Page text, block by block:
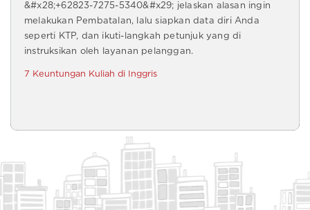
&#x28;+62823-7275-5340&#x29; jelaskan alasan ingin
melakukan Pembatalan, lalu siapkan data diri Anda
seperti KTP, dan ikuti-langkah petunjuk yang di
instruksikan oleh layanan pelanggan.
7 Keuntungan Kuliah di Inggris